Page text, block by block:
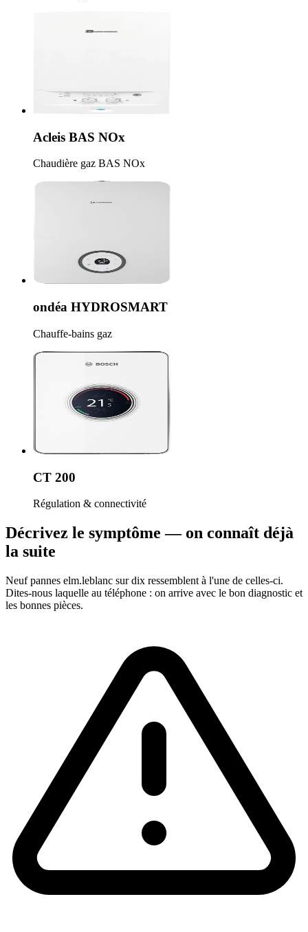
Acleis BAS NOx
Chaudière gaz BAS NOx
ondéa HYDROSMART
Chauffe-bains gaz
CT 200
Régulation & connectivité
Décrivez le symptôme — on connaît déjà
la suite
Neuf pannes elm.leblanc sur dix ressemblent à l'une de celles-ci.
Dites-nous laquelle au téléphone : on arrive avec le bon diagnostic et
les bonnes pièces.